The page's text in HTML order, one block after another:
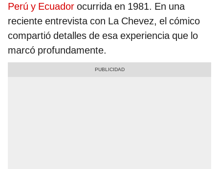
Perú y Ecuador ocurrida en 1981. En una
reciente entrevista con La Chevez, el cómico
compartió detalles de esa experiencia que lo
marcó profundamente.